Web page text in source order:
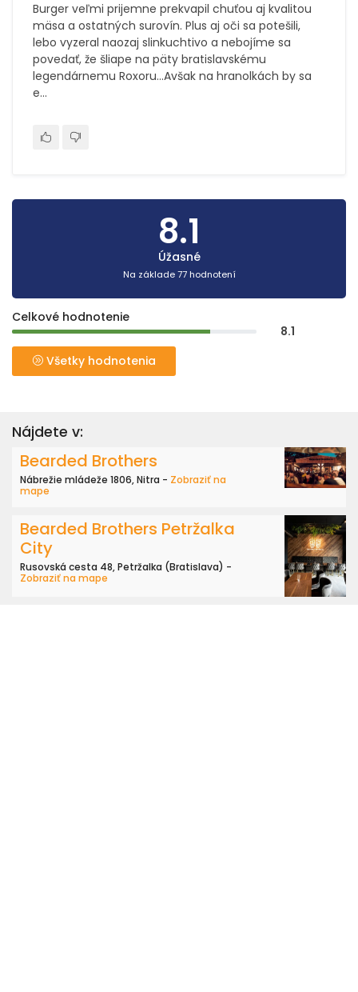
Burger veľmi prijemne prekvapil chuťou aj kvalitou
mäsa a ostatných surovín. Plus aj oči sa potešili,
lebo vyzeral naozaj slinkuchtivo a nebojíme sa
povedať, že šliape na päty bratislavskému
legendárnemu Roxoru...Avšak na hranolkách by sa
e...
8.1
Úžasné
Na základe 77 hodnotení
Celkové hodnotenie
8.1
Všetky hodnotenia
Nájdete v:
Bearded Brothers
Nábrežie mládeže 1806, Nitra - Zobraziť na
mape
Bearded Brothers Petržalka
City
Rusovská cesta 48, Petržalka (Bratislava) -
Zobraziť na mape